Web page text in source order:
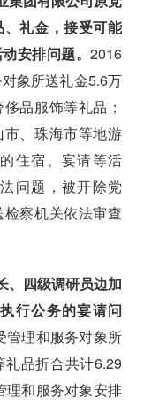
礼金，接受可能
安排问题。 2016
象所送礼金5.6万
品服饰等礼品；
、珠海市等地游
住宿、宴请等活
问题，被开除党
察机关依法审查
、四级调研员边加
行公务的宴请问
管理和服务对象所
礼品折合共计6.29
理和服务对象安排